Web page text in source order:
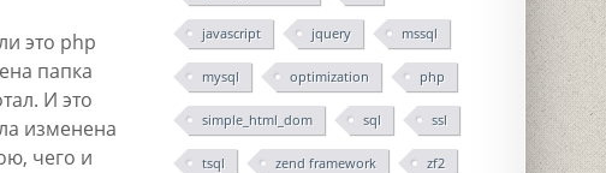
это php
папка
И это
изменена
чего и
javascript jquery mssql
mysql optimization php
simple_html_dom sql ssl
tsql zend framework zf2